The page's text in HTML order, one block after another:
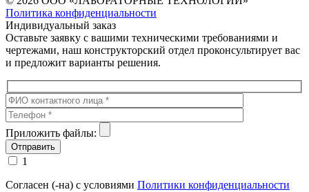
Политика конфиденциальности
Индивидуальный заказ
Оставьте заявку с вашими техническими требованиями и
чертежами, наш конструкторский отдел проконсультирует вас
и предложит варианты решения.
Приложить файлы:
1
Согласен (-на) с условиями Политики конфиденциальности